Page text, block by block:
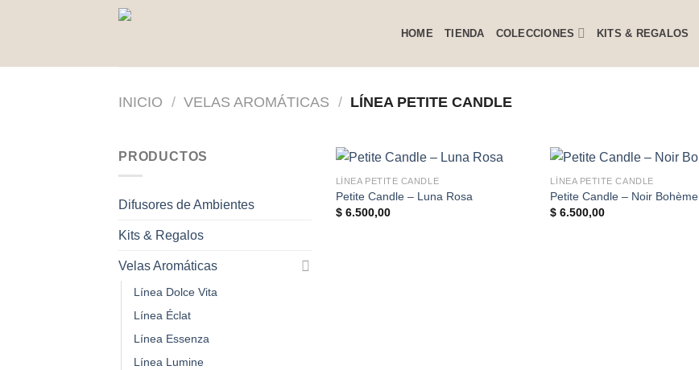
HOME TIENDA COLECCIONES KITS & REGALOS
INICIO / VELAS AROMÁTICAS / LÍNEA PETITE CANDLE
PRODUCTOS
Difusores de Ambientes
Kits & Regalos
Velas Aromáticas
Línea Dolce Vita
Línea Éclat
Línea Essenza
Línea Lumine
LÍNEA PETITE CANDLE
Petite Candle – Luna Rosa
$6.500,00
LÍNEA PETITE CANDLE
Petite Candle – Noir Bohème
$ 6.500,00